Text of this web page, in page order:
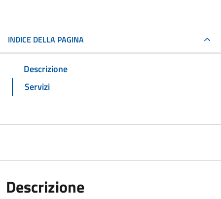
INDICE DELLA PAGINA
Descrizione
Servizi
Descrizione